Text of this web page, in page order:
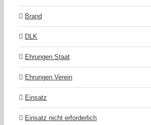
Brand
DLK
Ehrungen Staat
Ehrungen Verein
Einsatz
Einsatz nicht erforderlich